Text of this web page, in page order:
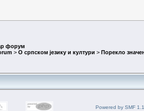
форум
> О српском језику и култури > Порекло
Powered by SMF